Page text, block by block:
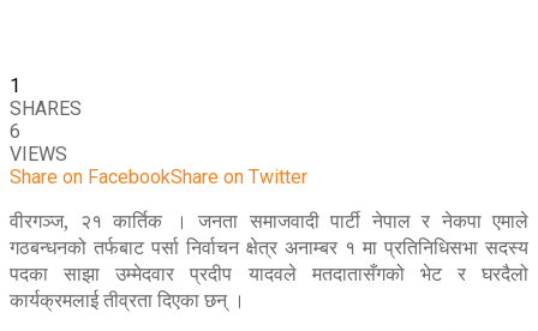
1
SHARES
6
VIEWS
Share on FacebookShare on Twitter
वीरगञ्ज, २१ कार्तिक । जनता समाजवादी पार्टी नेपाल र नेकपा एमाले
गठबन्धनको तर्फबाट पर्सा निर्वाचन क्षेत्र अनाम्बर १ मा प्रतिनिधिसभा सदस्य
पदका साझा उम्मेदवार प्रदीप यादवले मतदातासँगको भेट र घरदैलो
कार्यक्रमलाई तीव्रता दिएका छन् ।